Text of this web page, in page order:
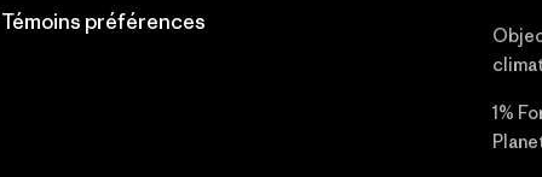
Témoins préférences
1%